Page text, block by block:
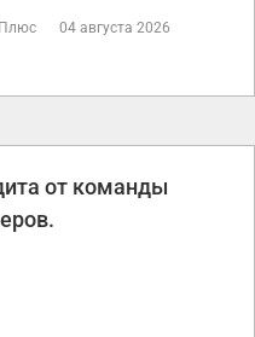
04 августа 2026
от команды